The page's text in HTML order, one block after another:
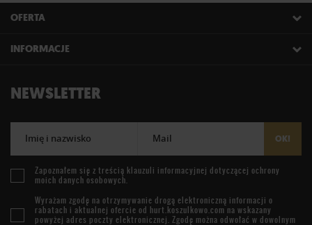
OFERTA
INFORMACJE
NEWSLETTER
Imię i nazwisko Mail OK!
Zapoznałem się z treścią klauzuli informacyjnej dotyczącej ochrony
moich danych osobowych.
Wyrażam zgodę na otrzymywanie drogą elektroniczną informacji o
rabatach i aktualnej ofercie od hurt.koszulkowo.com na wskazany
powyżej adres poczty elektronicznej. Zgodę można odwołać w dowolnym